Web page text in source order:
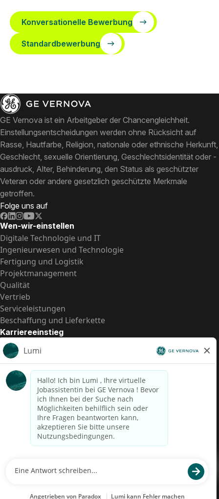
Konversationelle Bewerbung
Standardbewerbung
GE Vernova ist ein Arbeitgeber der Chancengleichheit.
Einstellungsentscheidungen werden ohne Rücksicht auf
Rasse, Hautfarbe, Religion, nationale oder ethnische Herkunft,
Geschlecht, sexuelle Orientierung, Geschlechtsidentität oder -
ausdruck, Alter, Behinderung, den Status als geschützter
Veteran oder andere gesetzlich geschützte Merkmale
getroffen.
Folge uns auf
Wen-wir-einstellen
Digitale Technologie und IT
Ingenieurwesen und Technologie
Fertigung und Logistik
Projektmanagement
Qualität
Vertrieb
Serviceleistungen
Beschaffung und Lieferkette
Karriereeinstieg
Praktika
Einstiegspositionen
Alle Möglichkeiten
Schnelle Links
US-Gehalts­transparenz
Datenschutzhinweis für Kandidaten
Betrugswarnung
Lohntransparenz in Brasilien (Relatório de Transparência
Datenschutz
GE ist eine eingetragene Marke der General Electric Company und